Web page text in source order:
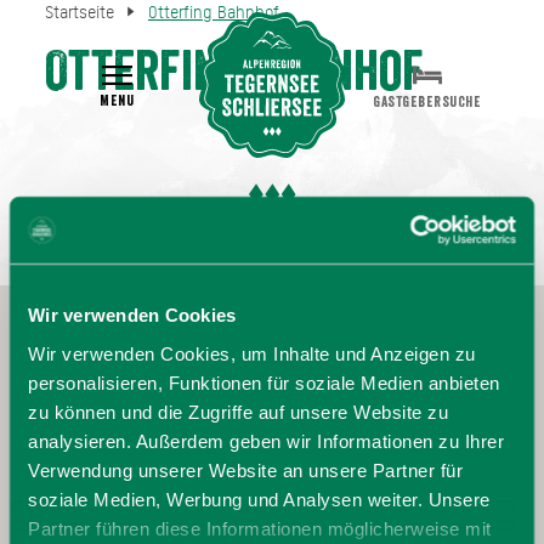
Wir verwenden Cookies
Wir verwenden Cookies, um Inhalte und Anzeigen zu
personalisieren, Funktionen für soziale Medien anbieten
zu können und die Zugriffe auf unsere Website zu
analysieren. Außerdem geben wir Informationen zu Ihrer
Verwendung unserer Website an unsere Partner für
soziale Medien, Werbung und Analysen weiter. Unsere
Partner führen diese Informationen möglicherweise mit
Startseite Otterfing Bahnhof
Otterfing Bahnhof
MENU GASTGEBERSUCHE